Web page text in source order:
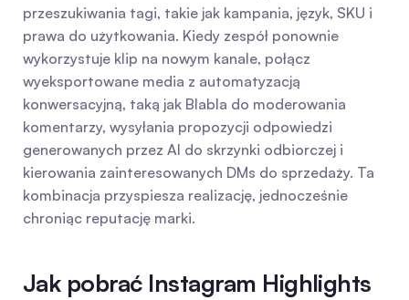
przeszukiwania tagi, takie jak kampania, język, SKU i
prawa do użytkowania. Kiedy zespół ponownie
wykorzystuje klip na nowym kanale, połącz
wyeksportowane media z automatyzacją
konwersacyjną, taką jak Blabla do moderowania
komentarzy, wysyłania propozycji odpowiedzi
generowanych przez AI do skrzynki odbiorczej i
kierowania zainteresowanych DMs do sprzedaży. Ta
kombinacja przyspiesza realizację, jednocześnie
chroniąc reputację marki.
Jak pobrać Instagram Highlights